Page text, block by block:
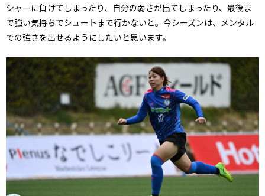
シャーに負けてしまったり、自分の弱さが出てしまったり、最後ま
で強い気持ちでシュートまで行かないと。今シーズンは、メンタル
での強さを出せるようにしたいと思います。